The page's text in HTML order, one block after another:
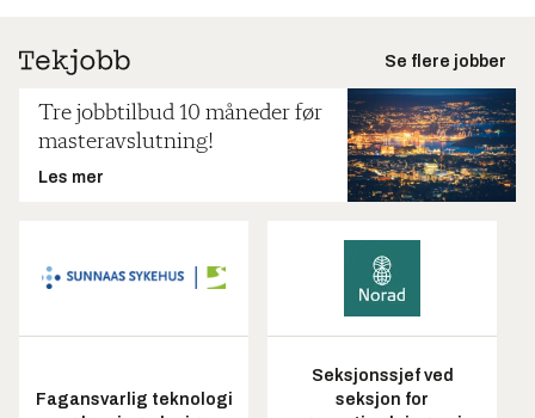
Se flere jobber
Tre jobbtilbud 10 måneder før
masteravslutning!
Les mer
Fagansvarlig teknologi
Seksjonssjef ved
seksjon for